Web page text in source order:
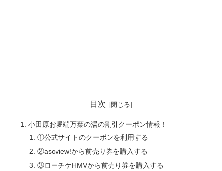
目次
小田原お堀端万葉の湯の割引クーポン情報！
①公式サイトのクーポンを利用する
②asoview!から前売り券を購入する
③ローチケHMVから前売り券を購入する